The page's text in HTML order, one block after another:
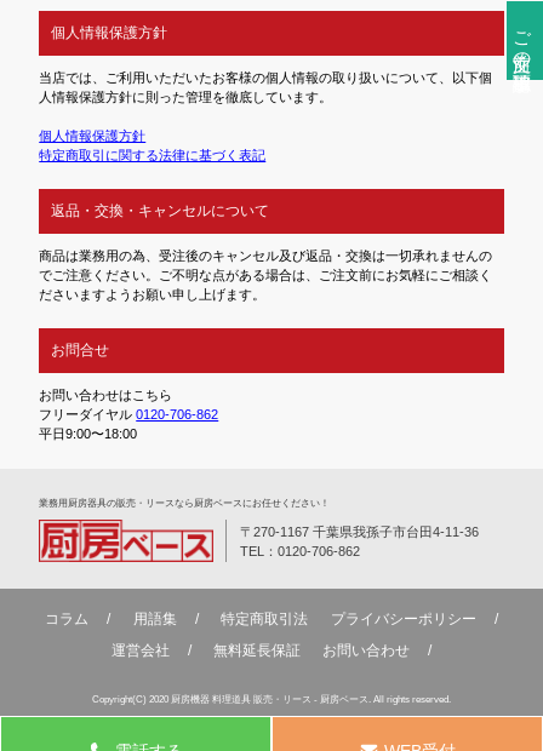
ご注文前の確認事項
個人情報保護方針
当店では、ご利用いただいたお客様の個人情報の取り扱いについて、以下個
人情報保護方針に則った管理を徹底しています。
個人情報保護方針
特定商取引に関する法律に基づく表記
返品・交換・キャンセルについて
商品は業務用の為、受注後のキャンセル及び返品・交換は一切承れませんの
でご注意ください。ご不明な点がある場合は、ご注文前にお気軽にご相談く
ださいますようお願い申し上げます。
お問合せ
お問い合わせはこちら
フリーダイヤル0120-706-862
平日9:00〜18:00
業務⽤厨房器具の販売・リースなら厨房ベースにお任せください！
〒270-1167 千葉県我孫子市台田4-11-36
TEL：0120-706-862
コラム 用語集 特定商取引法
プライバシーポリシー
運営会社
無料延⻑保証 お問い合わせ
Copyright(C) 2020 厨房機器 料理道具 販売・リース - 厨房ベース. All rights reserved.